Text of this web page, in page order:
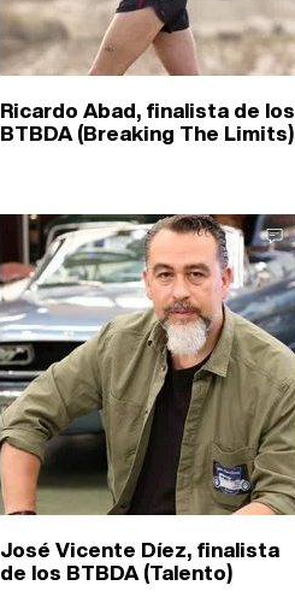
Ricardo Abad, finalista de los
BTBDA (Breaking The Limits)
José Vicente Díez, finalista
de los BTBDA (Talento)